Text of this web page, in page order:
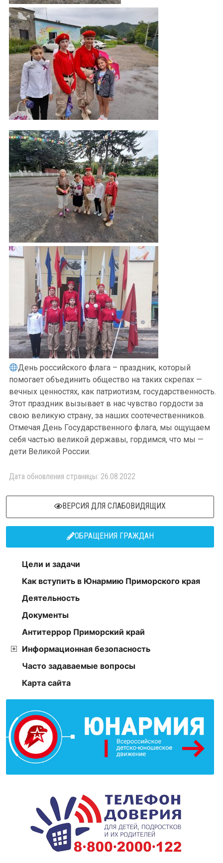
День российского флага – праздник, который
помогает объединить общество на таких скрепах —
вечных ценностях, как патриотизм, государственность.
Этот праздник вызывает в нас чувство гордости за
свою великую страну, за наших соотечественников.
Отмечая День Государственного флага, мы ощущаем
себя частью великой державы, гордимся, что мы —
дети Великой России.
Дата обновления страницы: 26.08.2022
ВЕРСИЯ ДЛЯ СЛАБОВИДЯЩИХ
ОБРАЩЕНИЯ ГРАЖДАН
Цели и задачи
Как вступить в Юнармию Приморского края
Деятельность
Документы
Антитеррор Приморский край
Информационная безопасность
Часто задаваемые вопросы
Карта сайта